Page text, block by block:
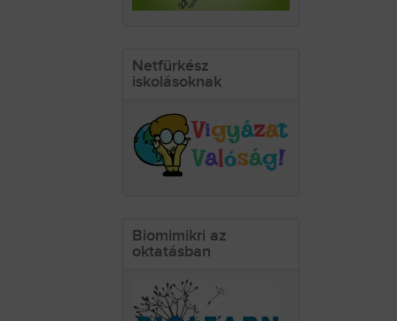
Netfürkész
iskolásoknak
Biomimikri az
oktatásban